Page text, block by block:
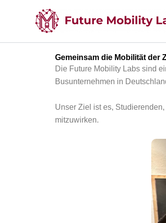
Gemeinsam die Mobilität der
Die Future Mobility Labs sind
Busunternehmen in
Unser Ziel ist es,
mitzuwirken.